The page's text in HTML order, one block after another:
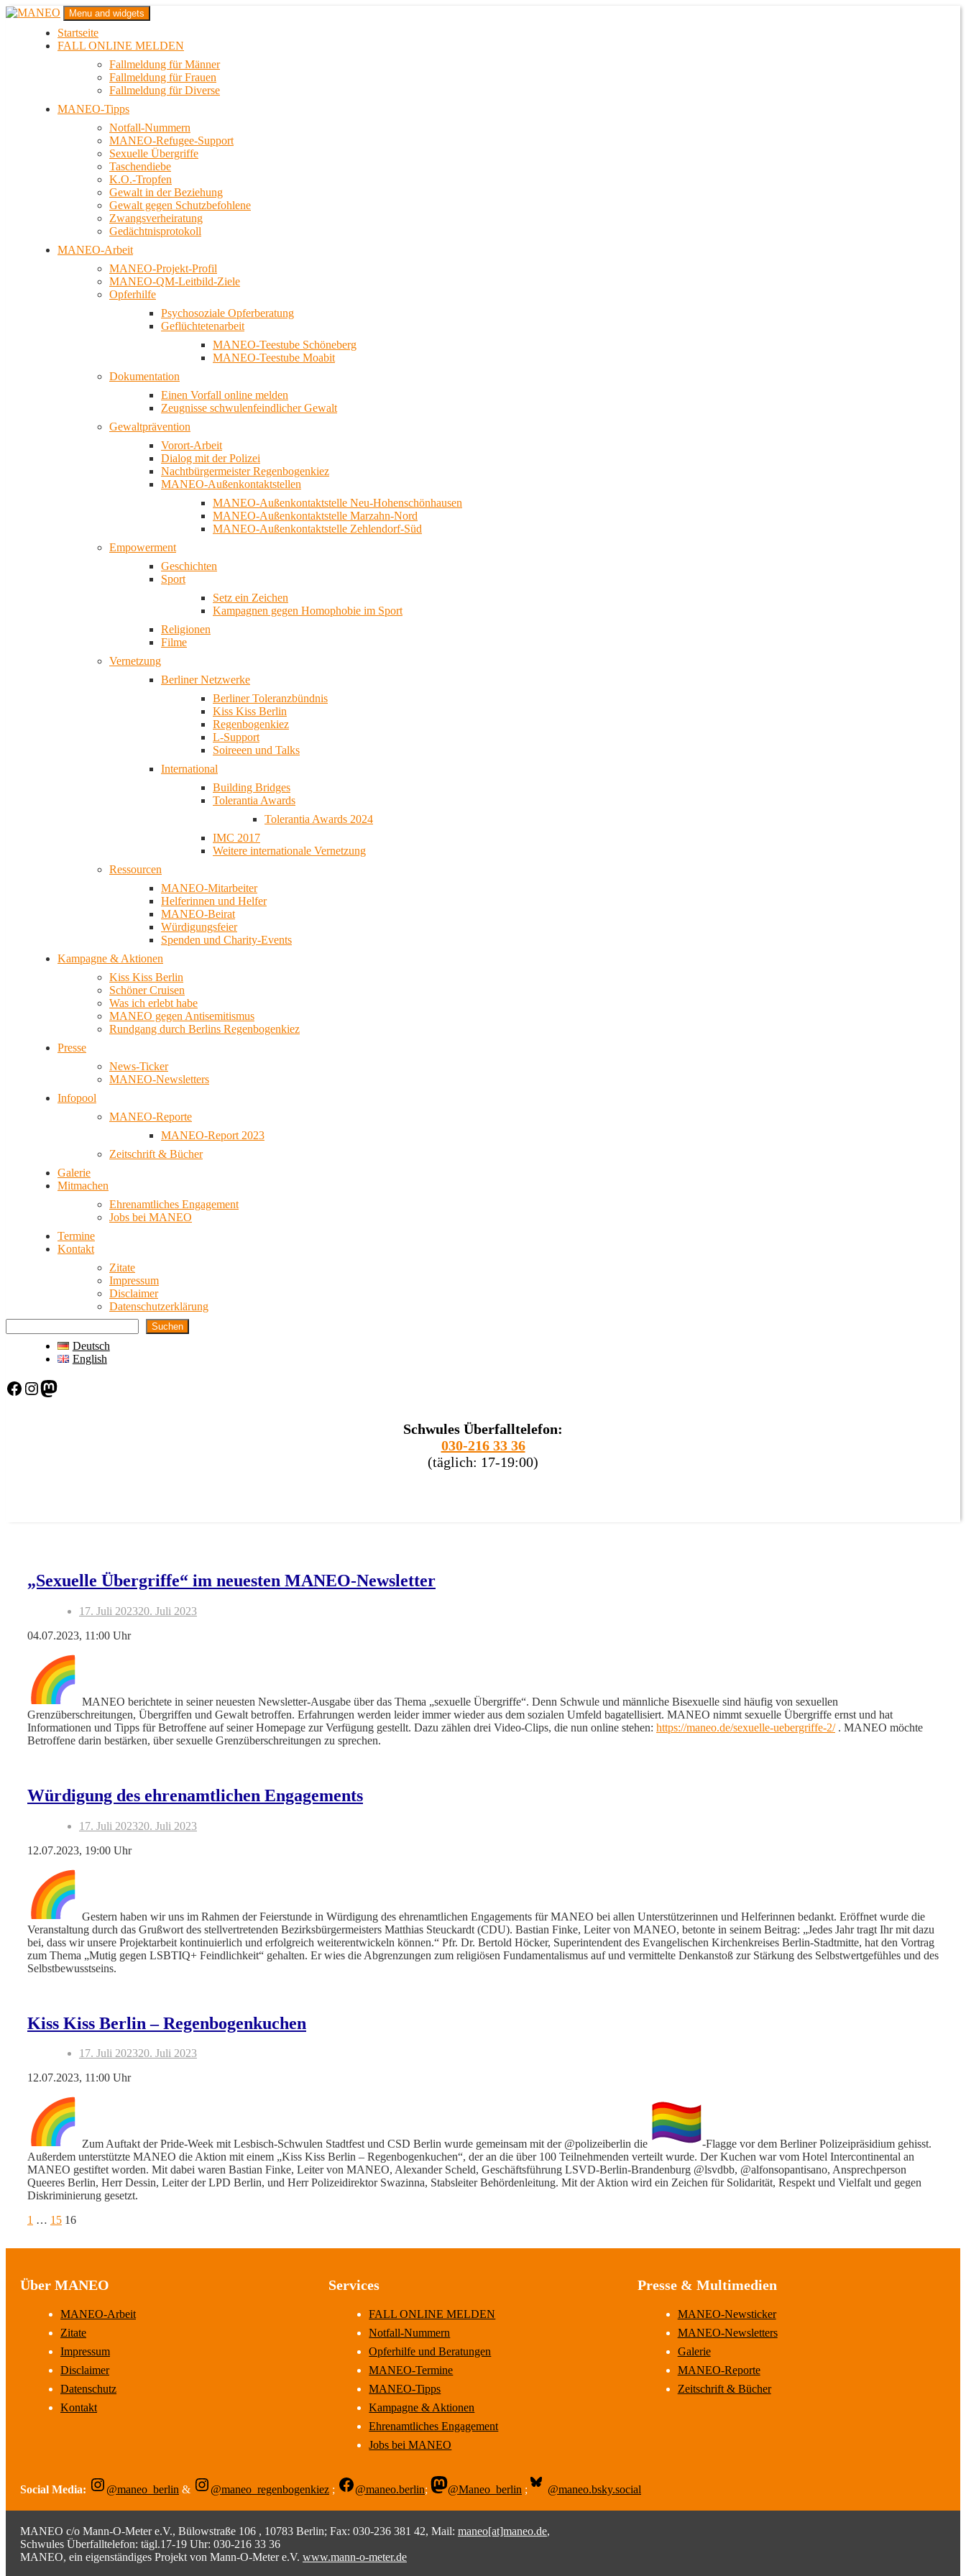
Zum
MANEO
Das schwule Anti-Gewalt-Projekt in Berlin
Menu and widgets
Startseite
FALL ONLINE MELDEN
Fallmeldung für Männer
Fallmeldung für Frauen
Fallmeldung für Diverse
MANEO-Tipps
Notfall-Nummern
MANEO-Refugee-Support
Sexuelle Übergriffe
Taschendiebe
K.O.-Tropfen
Gewalt in der Beziehung
Gewalt gegen Schutzbefohlene
Zwangsverheiratung
Gedächtnisprotokoll
MANEO-Arbeit
MANEO-Projekt-Profil
MANEO-QM-Leitbild-Ziele
Opferhilfe
Psychosoziale Opferberatung
Geflüchtetenarbeit
MANEO-Teestube Schöneberg
MANEO-Teestube Moabit
Dokumentation
Einen Vorfall online melden
Zeugnisse schwulenfeindlicher Gewalt
Gewaltprävention
Vorort-Arbeit
Dialog mit der Polizei
Nachtbürgermeister Regenbogenkiez
MANEO-Außenkontaktstellen
MANEO-Außenkontaktstelle Neu-Hohenschönhausen
MANEO-Außenkontaktstelle Marzahn-Nord
MANEO-Außenkontaktstelle Zehlendorf-Süd
Empowerment
Geschichten
Sport
Setz ein Zeichen
Kampagnen gegen Homophobie im Sport
Religionen
Filme
Vernetzung
Berliner Netzwerke
Berliner Toleranzbündnis
Kiss Kiss Berlin
Regenbogenkiez
L-Support
Soireeen und Talks
International
Building Bridges
Tolerantia Awards
Tolerantia Awards 2024
IMC 2017
Weitere internationale Vernetzung
Ressourcen
MANEO-Mitarbeiter
Helferinnen und Helfer
MANEO-Beirat
Würdigungsfeier
Spenden und Charity-Events
Kampagne & Aktionen
Kiss Kiss Berlin
Schöner Cruisen
Was ich erlebt habe
MANEO gegen Antisemitismus
Rundgang durch Berlins Regenbogenkiez
Presse
News-Ticker
MANEO-Newsletters
Infopool
MANEO-Reporte
MANEO-Report 2023
Zeitschrift & Bücher
Galerie
Mitmachen
Ehrenamtliches Engagement
Jobs bei MANEO
Termine
Kontakt
Zitate
Impressum
Disclaimer
Datenschutzerklärung
Suchen
Deutsch
English
Facebook Instagram Mastodon
Schwules Überfalltelefon:
030-216 33 36
(täglich: 17-19:00)
Ticker
„Sexuelle Übergriffe“ im neuesten MANEO-Newsletter
17. Juli 202320. Juli 2023
04.07.2023, 11:00 Uhr
MANEO berichtete in seiner neuesten Newsletter-Ausgabe über das Thema „sexuelle Übergriffe“. Denn Schwule und männliche Bisexuelle sind häufig von sexuellen
Grenzüberschreitungen, Übergriffen und Gewalt betroffen. Erfahrungen werden leider immer wieder aus dem sozialen Umfeld bagatellisiert. MANEO nimmt sexuelle Übergriffe ernst und hat
Informationen und Tipps für Betroffene auf seiner Homepage zur Verfügung gestellt. Dazu zählen drei Video-Clips, die nun online stehen: https://maneo.de/sexuelle-uebergriffe-2/. MANEO möchte
Betroffene darin bestärken, über sexuelle Grenzüberschreitungen zu sprechen.
Würdigung des ehrenamtlichen Engagements
17. Juli 202320. Juli 2023
12.07.2023, 19:00 Uhr
Gestern haben wir uns im Rahmen der Feierstunde in Würdigung des ehrenamtlichen Engagements für MANEO bei allen Unterstützerinnen und Helferinnen bedankt. Eröffnet wurde die
Veranstaltung durch das Grußwort des stellvertretenden Bezirksbürgermeisters Matthias Steuckardt (CDU). Bastian Finke, Leiter von MANEO, betonte in seinem Beitrag: „Jedes Jahr tragt Ihr mit dazu
bei, dass wir unsere Projektarbeit kontinuierlich und erfolgreich weiterentwickeln können.“ Pfr. Dr. Bertold Höcker, Superintendent des Evangelischen Kirchenkreises Berlin-Stadtmitte, hat den Vortrag
zum Thema „Mutig gegen LSBTIQ+ Feindlichkeit“ gehalten. Er wies die Abgrenzungen zum religiösen Fundamentalismus auf und vermittelte Denkanstoß zur Stärkung des Selbstwertgefühles und des
Selbstbewusstseins.
Kiss Kiss Berlin – Regenbogenkuchen
17. Juli 202320. Juli 2023
12.07.2023, 11:00 Uhr
Zum Auftakt der Pride-Week mit Lesbisch-Schwulen Stadtfest und CSD Berlin wurde gemeinsam mit der @polizeiberlin die
-Flagge vor dem Berliner Polizeipräsidium gehisst.
Außerdem unterstützte MANEO die Aktion mit einem „Kiss Kiss Berlin – Regenbogenkuchen“, der an die über 100 Teilnehmenden verteilt wurde. Der Kuchen war vom Hotel Intercontinental an
MANEO gestiftet worden. Mit dabei waren Bastian Finke, Leiter von MANEO, Alexander Scheld, Geschäftsführung LSVD-Berlin-Brandenburg @lsvdbb, @alfonsopantisano, Ansprechperson
Queeres Berlin, Herr Dessin, Leiter der LPD Berlin, und Herr Polizeidirektor Swazinna, Stabsleiter Behördenleitung. Mit der Aktion wird ein Zeichen für Solidarität, Respekt und Vielfalt und gegen
Diskriminierung gesetzt.
Seitennummerierung
Seite
1 … Seite
15 Seite
16
Über MANEO
MANEO-Arbeit
Zitate
Impressum
Disclaimer
Datenschutz
Kontakt
Services
FALL ONLINE MELDEN
Notfall-Nummern
Opferhilfe und Beratungen
MANEO-Termine
MANEO-Tipps
Kampagne & Aktionen
Ehrenamtliches Engagement
Jobs bei MANEO
Presse & Multimedien
MANEO-Newsticker
MANEO-Newsletters
Galerie
MANEO-Reporte
Zeitschrift & Bücher
Social Media: @maneo_berlin & @maneo_regenbogenkiez ; @maneo.berlin; @Maneo_berlin ; @maneo.bsky.social
MANEO c/o Mann-O-Meter e.V., Bülowstraße 106 , 10783 Berlin; Fax: 030-236 381 42, Mail: maneo[at]maneo.de,
Schwules Überfalltelefon: tägl.17-19 Uhr: 030-216 33 36
MANEO, ein eigenständiges Projekt von Mann-O-Meter e.V. www.mann-o-meter.de